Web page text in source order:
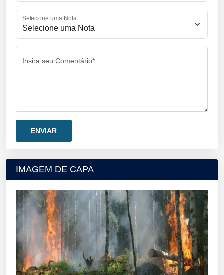
Selecione uma Nota
Insira seu Comentário*
IMAGEM DE CAPA